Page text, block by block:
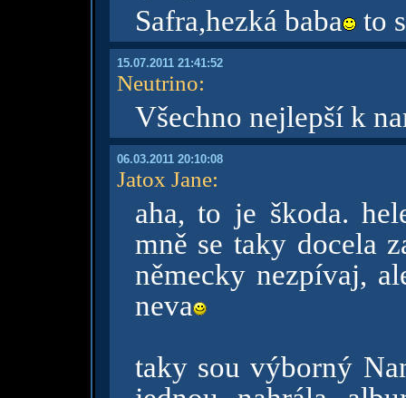
Safra,hezká baba to
15.07.2011 21:41:52
Neutrino:
Všechno nejlepší k
06.03.2011 20:10:08
Jatox Jane:
aha, to je škoda.
mně se taky docela
německy nezpívaj,
neva
taky sou výborný